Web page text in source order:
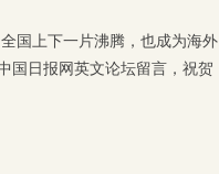
国上下一片沸腾，也成为海外
国日报网英文论坛留言，祝贺